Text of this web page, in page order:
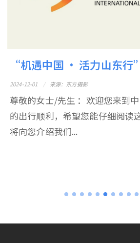
“机遇中国 • 活力山东--
2024-11-11 来源：中央广电总台国际在线
为持续加强中国与世界各国的互
好中国故事，2024年12月，国际
与山东省委宣传...